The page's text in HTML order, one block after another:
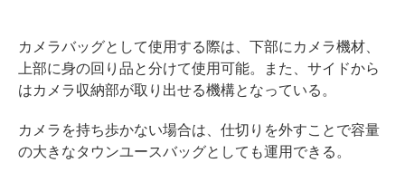
カメラバッグとして使用する際は、下部にカメラ機材、
上部に身の回り品と分けて使用可能。また、サイドから
はカメラ収納部が取り出せる機構となっている。
カメラを持ち歩かない場合は、仕切りを外すことで容量
の大きなタウンユースバッグとしても運用できる。